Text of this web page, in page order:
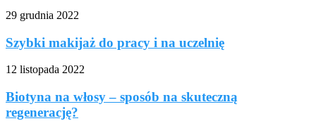
29 grudnia 2022
Szybki makijaż do pracy i na uczelnię
12 listopada 2022
Biotyna na włosy – sposób na skuteczną
regenerację?